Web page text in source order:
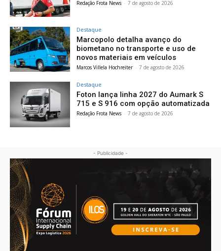
Redação Frota News - 7 de agosto de 2026
Destaque
Marcopolo detalha avanço do
biometano no transporte e uso de
novos materiais em veículos
Marcos Villela Hochreiter - 7 de agosto de 2026
Destaque
Foton lança linha 2027 do Aumark S
715 e S 916 com opção automatizada
Redação Frota News - 7 de agosto de 2026
- Publicidade -